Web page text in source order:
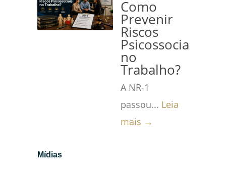
Como
Prevenir
Riscos
Psicossociais
no
Trabalho?
A NR-1
passou... Leia
mais →
Mídias